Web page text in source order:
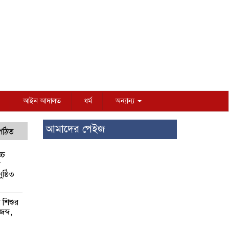
আইন আদালত ধর্ম অন্যান্য
শিশুর
আমাদের পেইজ